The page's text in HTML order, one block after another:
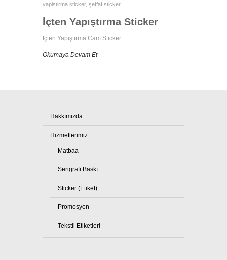
yapistirma sticker, şeffaf sticker
İçten Yapıştırma Sticker
İçten Yapıştırma Cam Sticker
Okumaya Devam Et
Hakkımızda
Hizmetlerimiz
Matbaa
Serigrafi Baskı
Sticker (Etiket)
Promosyon
Tekstil Etiketleri